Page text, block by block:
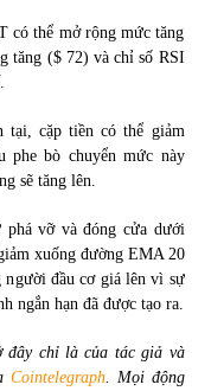
có thể mở rộng mức tăng
tăng ($ 72) và chỉ số RSI
tại, cặp tiền có thể giảm
phe bò chuyển mức này
sẽ tăng lên.
phá vỡ và đóng cửa dưới
xuống đường EMA 20
người đầu cơ giá lên vì sự
ngắn hạn đã được tạo ra.
đây chỉ là của tác giả và
Cointelegraph. Mọi động